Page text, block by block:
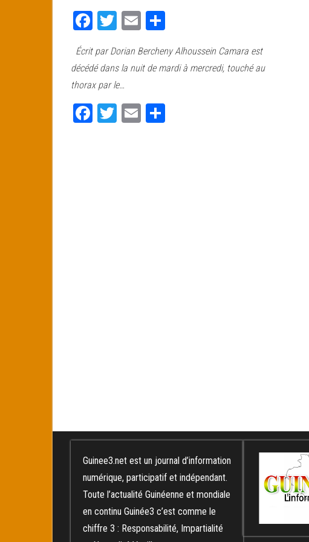
Fa
bo
ok
T
tt
er
E
ail ag
er
Écrit par Dorian Bercheny Alhoussein Camara est
décédé dans la nuit de mardi à mercredi, touché au
thorax par le…
Fa T
E
Guinee3.net est un journal d’information
numérique, participatif et indépendant.
Toute l’actualité Guinéenne et mondiale
en continu Guinée3 c’est comme le
chiffre 3 : Responsabilité, Impartialité